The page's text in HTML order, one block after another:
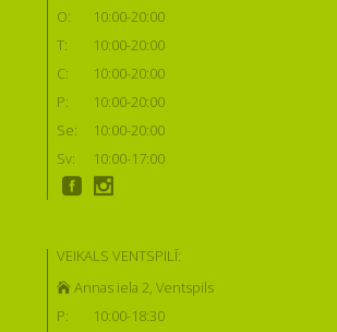
O:
10:00-20:00
T:
10:00-20:00
C:
10:00-20:00
P:
10:00-20:00
Se:
10:00-20:00
Sv:
10:00-17:00
VEIKALS VENTSPILĪ:
Annas iela 2, Ventspils
P:
10:00-18:30